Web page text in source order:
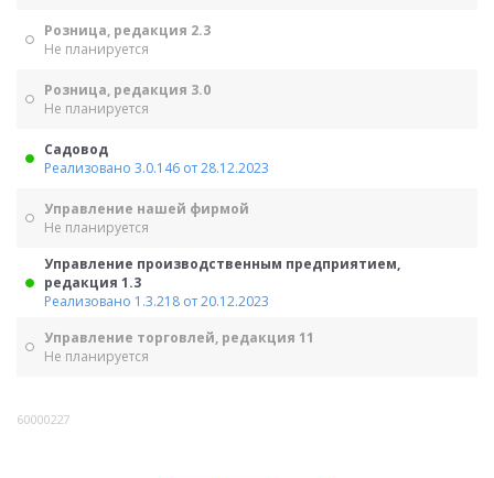
Розница, редакция 2.3
Не планируется
Розница, редакция 3.0
Не планируется
Садовод
Реализовано 3.0.146 от 28.12.2023
Управление нашей фирмой
Не планируется
Управление производственным предприятием,
редакция 1.3
Реализовано 1.3.218 от 20.12.2023
Управление торговлей, редакция 11
Не планируется
60000227